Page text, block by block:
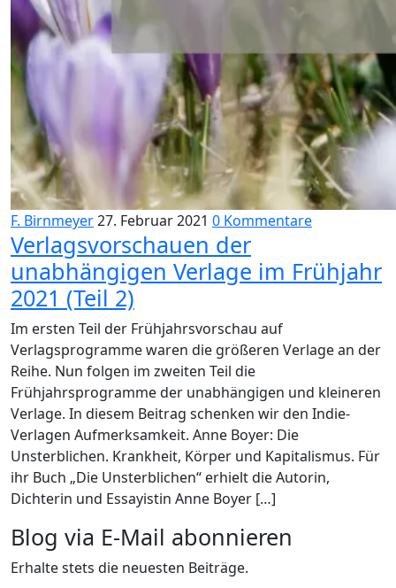
F. Birnmeyer27. Februar 2021 0 Kommentare
Verlagsvorschauen der
unabhängigen Verlage im Frühjahr
2021 (Teil 2)
Im ersten Teil der Frühjahrsvorschau auf
Verlagsprogramme waren die größeren Verlage an der
Reihe. Nun folgen im zweiten Teil die
Frühjahrsprogramme der unabhängigen und kleineren
Verlage. In diesem Beitrag schenken wir den Indie-
Verlagen Aufmerksamkeit. Anne Boyer: Die
Unsterblichen. Krankheit, Körper und Kapitalismus. Für
ihr Buch „Die Unsterblichen“ erhielt die Autorin,
Dichterin und Essayistin Anne Boyer […]
Blog via E-Mail abonnieren
Erhalte stets die neuesten Beiträge.